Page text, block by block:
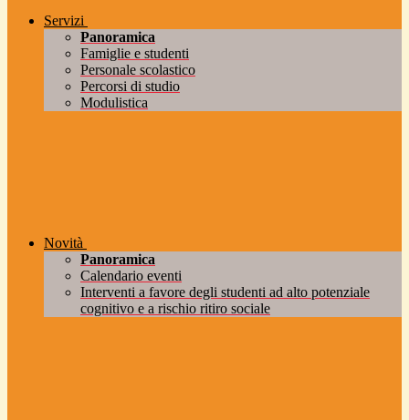
Servizi
Panoramica
Famiglie e studenti
Personale scolastico
Percorsi di studio
Modulistica
Novità
Panoramica
Calendario eventi
Interventi a favore degli studenti ad alto potenziale
cognitivo e a rischio ritiro sociale